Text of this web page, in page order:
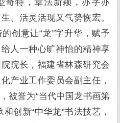
奇特，章法新颖，亦字亦
、活灵活现又气势恢宏。
创意让“龙”字升华，赋予
人一种心旷神怡的精神享
院长，福建省林森研究会
产业工作委员会副主任，
被誉为“当代中国龙书画第
创新“中华龙”书法技艺，